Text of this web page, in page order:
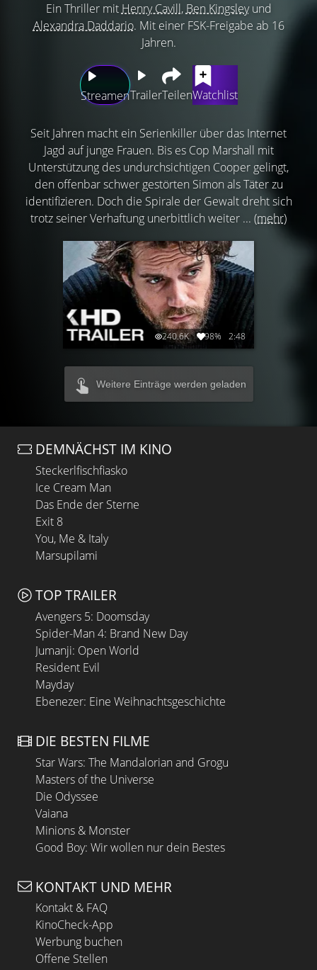
Ein Thriller mit Henry Cavill, Ben Kingsleyund
Alexandra Daddario. Mit einer FSK-Freigabe ab 16
Jahren.
StreamenTrailerTeilenWatchlist
Seit Jahren macht ein Serienkiller über das Internet
Jagd auf junge Frauen. Bis es Cop Marshall mit
Unterstützung des undurchsichtigen Cooper gelingt,
den offenbar schwer gestörten Simon als Täter zu
identifizieren. Doch die Spirale der Gewalt dreht sich
trotz seiner Verhaftung unerbittlich weiter ... (mehr)
240.6K 98% 2:48
Weitere Einträge werden geladen
DEMNÄCHST IM KINO
Steckerlfischfiasko
Ice Cream Man
Das Ende der Sterne
Exit 8
You, Me & Italy
Marsupilami
TOP TRAILER
Avengers 5: Doomsday
Spider-Man 4: Brand New Day
Jumanji: Open World
Resident Evil
Mayday
Ebenezer: Eine Weihnachtsgeschichte
DIE BESTEN FILME
Star Wars: The Mandalorian and Grogu
Masters of the Universe
Die Odyssee
Vaiana
Minions & Monster
Good Boy: Wir wollen nur dein Bestes
KONTAKT UND MEHR
Kontakt & FAQ
KinoCheck-App
Werbung buchen
Offene Stellen